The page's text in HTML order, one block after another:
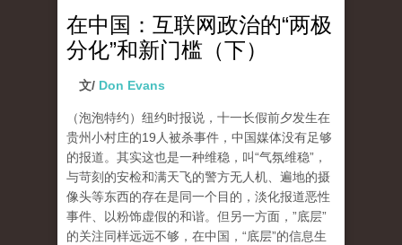
在中国：互联网政治的“两极
分化”和新门槛（下）
文/ Don Evans
（泡泡特约） 纽约时报说，十一长假前夕发生在
贵州小村庄的19人被杀事件，中国媒体没有足够
的报道。其实这也是一种维稳，叫“气氛维稳”，
与苛刻的安检和满天飞的警方无人机、遍地的摄
像头等东西的存在是同一个目的，淡化报道恶性
事件、以粉饰虚假的和谐。但另一方面，”底层”
的关注同样远远不够，在中国，“底层”的信息生